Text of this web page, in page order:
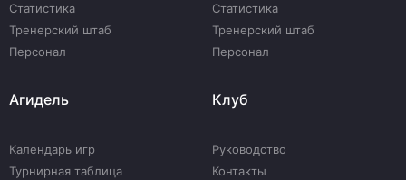
Статистика
Тренерский штаб
Персонал
Статистика
Тренерский штаб
Персонал
Агидель
Календарь игр
Турнирная таблица
Клуб
Руководство
Контакты